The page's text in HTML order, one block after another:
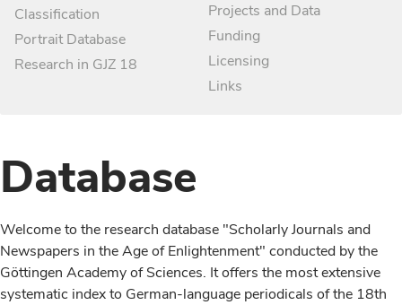
Classification
Portrait Database
Research in GJZ 18
Projects and Data
Funding
Licensing
Links
Database
Welcome to the research database "Scholarly Journals and
Newspapers in the Age of Enlightenment" conducted by the
Göttingen Academy of Sciences. It offers the most extensive
systematic index to German-language periodicals of the 18th